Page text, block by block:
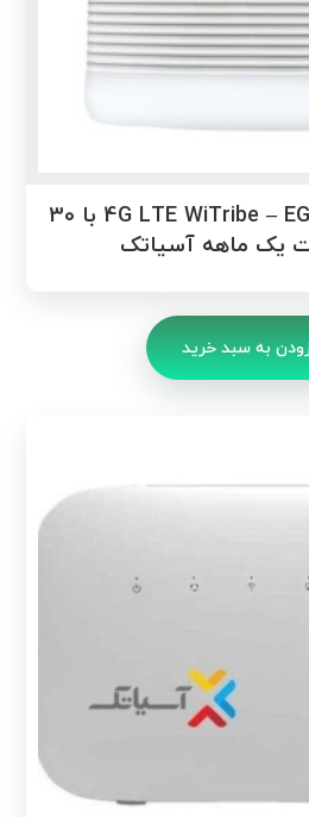
مودم 4G LTE WiTribe – EG2030C M2W با 30
یک ماهه آسیاتک
به سبد خرید